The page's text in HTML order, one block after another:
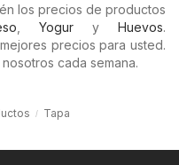
los precios de productos
Yogur y Huevos.
precios para usted.
cada semana.
Tapa